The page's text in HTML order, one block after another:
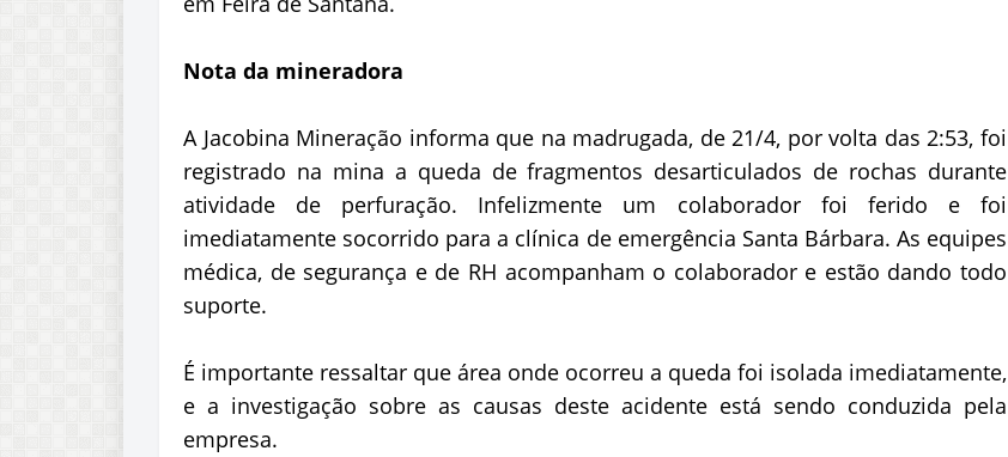
Nota da mineradora
A Jacobina Mineração informa que na madrugada, de 21/4, por volta das 2:53, foi
registrado na mina a queda de fragmentos desarticulados de rochas durante
atividade de perfuração. Infelizmente um colaborador foi ferido e foi
imediatamente socorrido para a clínica de emergência Santa Bárbara. As equipes
médica, de segurança e de RH acompanham o colaborador e estão dando todo
suporte.
É importante ressaltar que área onde ocorreu a queda foi isolada imediatamente,
e a investigação sobre as causas deste acidente está sendo conduzida pela
empresa.